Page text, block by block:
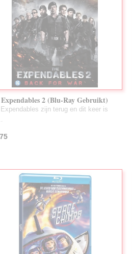
2 (Blu-Ray Gebruikt)
zijn terug en dit keer is